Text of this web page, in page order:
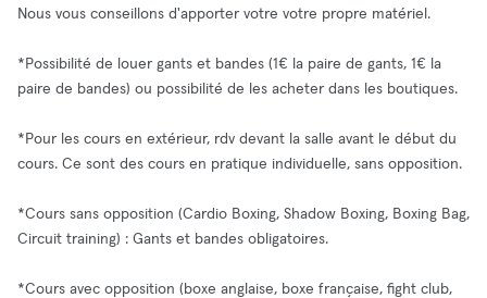
Nous vous conseillons d'apporter votre votre propre matériel.
*Possibilité de louer gants et bandes (1€ la paire de gants, 1€ la
paire de bandes) ou possibilité de les acheter dans les boutiques.
*Pour les cours en extérieur, rdv devant la salle avant le début du
cours. Ce sont des cours en pratique individuelle, sans opposition.
*Cours sans opposition (Cardio Boxing, Shadow Boxing, Boxing Bag,
Circuit training) : Gants et bandes obligatoires.
*Cours avec opposition (boxe anglaise, boxe française, fight club,